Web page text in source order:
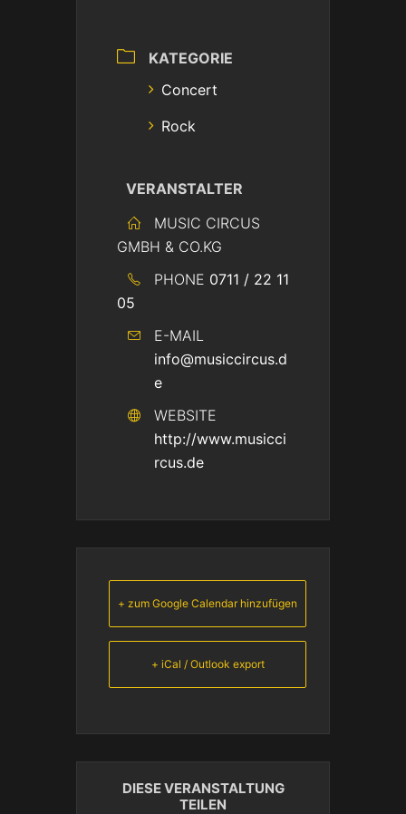
KATEGORIE
Concert
Rock
VERANSTALTER
MUSIC CIRCUS
GMBH & CO.KG
PHONE 0711 / 22 11
05
E-MAIL
info@musiccircus.d
e
WEBSITE
http://www.musicci
rcus.de
+ zum Google Calendar hinzufügen
+ iCal / Outlook export
DIESE VERANSTALTUNG
TEILEN